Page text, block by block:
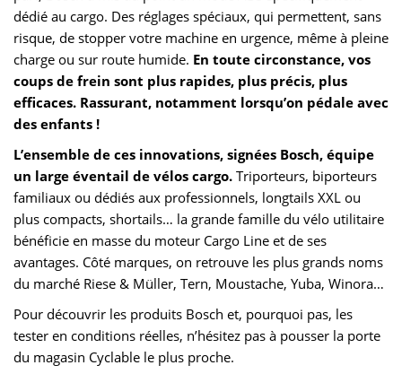
dédié au cargo. Des réglages spéciaux, qui permettent, sans
risque, de stopper votre machine en urgence, même à pleine
charge ou sur route humide. En toute circonstance, vos
coups de frein sont plus rapides, plus précis, plus
efficaces. Rassurant, notamment lorsqu’on pédale avec
des enfants !
L’ensemble de ces innovations, signées Bosch, équipe
un large éventail de vélos cargo. Triporteurs, biporteurs
familiaux ou dédiés aux professionnels, longtails XXL ou
plus compacts, shortails… la grande famille du vélo utilitaire
bénéficie en masse du moteur Cargo Line et de ses
avantages. Côté marques, on retrouve les plus grands noms
du marché Riese & Müller, Tern, Moustache, Yuba, Winora…
Pour découvrir les produits Bosch et, pourquoi pas, les
tester en conditions réelles, n’hésitez pas à pousser la porte
du magasin Cyclable le plus proche.